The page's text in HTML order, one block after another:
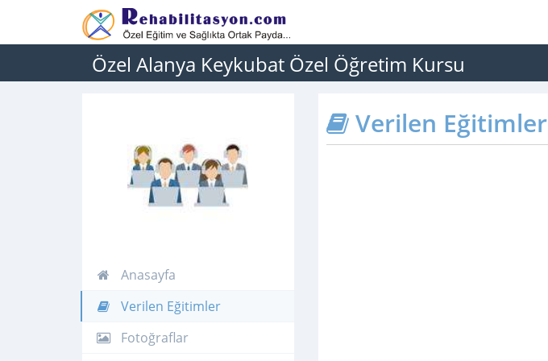
Özel Alanya Keykubat Özel Öğretim Kursu
Anasayfa
Verilen Eğitimler
Fotoğraflar
Verilen Eğitimler